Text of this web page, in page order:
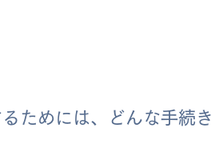
ためには、どんな手続